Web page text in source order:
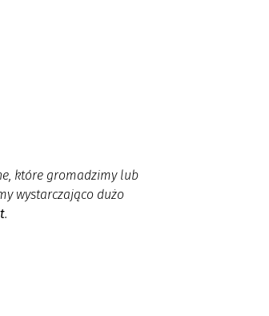
które gromadzimy lub
wystarczająco dużo
.